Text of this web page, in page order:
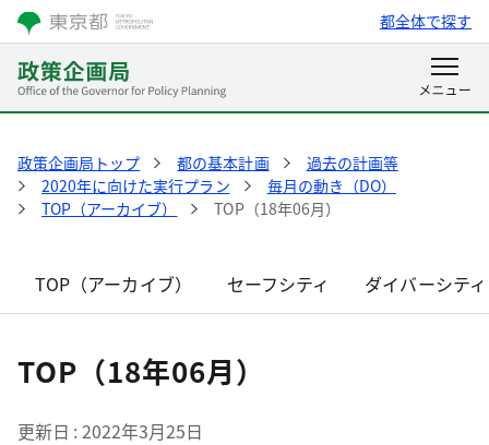
都全体で探す
政策企画局トップ 都の基本計画
過去の計画等
2020年に向けた実行プラン
毎月の動き（DO）
TOP（アーカイブ）
TOP（18年06月）
TOP（アーカイブ） セーフシティ ダイバーシティ
TOP（18年06月）
更新日 2022年3月25日